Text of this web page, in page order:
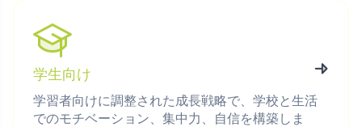
学生向け
学習者向けに調整された成長戦略で、学校と生活
でのモチベーション、集中力、自信を構築しま